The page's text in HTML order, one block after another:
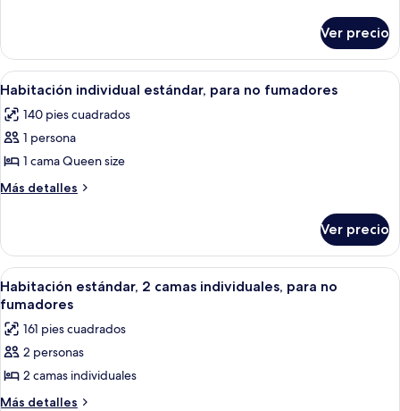
para
no
fumadores
doble
estándar,
para
fumadores
Ver precio
Abrir
todas
las
fotos
de
Habitación
para
no
fumadores
Habitación de hotel con una cama
5
Habitación individual estándar, para no fumadores
140 pies cuadrados
1 persona
1 cama Queen size
Más detalles
Más
individual
estándar,
para
no
Ver precio
Abrir
todas
las
fotos
de
Habitación
estándar,
Habitación de hotel con dos camas,
7
Habitación estándar, 2 camas individuales, para no
fumadores
161 pies cuadrados
2 personas
2 camas individuales
Más detalles
Más